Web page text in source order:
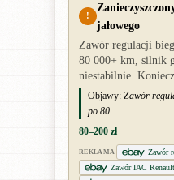
!
jałowego
Zawór regulacji
80 000+ km, silnik
niestabilnie.
Objawy: Zawór
po 80
80–200 zł
REKLAMA
Zawór
Zawór IAC